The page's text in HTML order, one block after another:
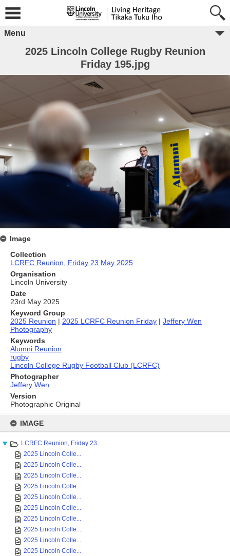
content
IMAGE
LCRFC Reunion, Friday 23...
2025 Lincoln Colle...
2025 Lincoln Colle...
2025 Lincoln Colle...
2025 Lincoln Colle...
2025 Lincoln Colle...
2025 Lincoln Colle...
2025 Lincoln Colle...
2025 Lincoln Colle...
2025 Lincoln Colle...
2025 Lincoln Colle...
Menu
2025 Lincoln College Rugby Reunion
Friday 195.jpg
Image
Collection
LCRFC Reunion, Friday 23 May 2025
Organisation
Lincoln University
Date
23rd May 2025
Keyword Group
2025 Reunion | 2025 LCRFC Reunion Friday | Jeffery Wen
Photography
Keywords
Alumni Reunion
rugby
Lincoln College Rugby Football Club (LCRFC)
Photographer
Jeffery Wen
Version
Photographic Original